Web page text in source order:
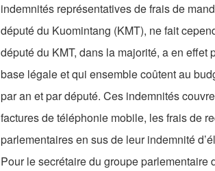
indemnités représentatives de frais de
député du Kuomintang (KMT), ne fait
député du KMT, dans la majorité, a en effet
base légale et qui ensemble coûtent au
par an et par député. Ces indemnités
factures de téléphonie mobile, les frais de
parlementaires en sus de leur indemnité
Pour le secrétaire du groupe